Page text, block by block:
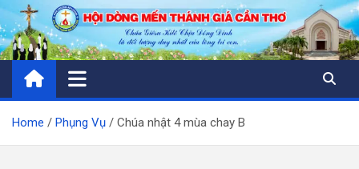
Skip
to
content
Home Phụng Vụ Chúa nhật 4 mùa chay B